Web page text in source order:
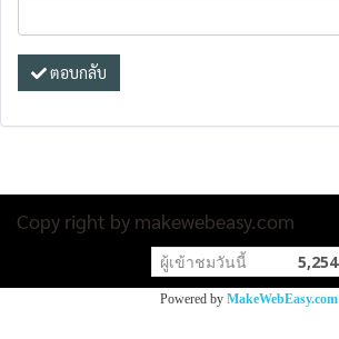
ตอบกลับ
Copy right by makewebeasy.com
ผู้เข้าชมวันนี้ 5,254
Powered by MakeWebEasy.com